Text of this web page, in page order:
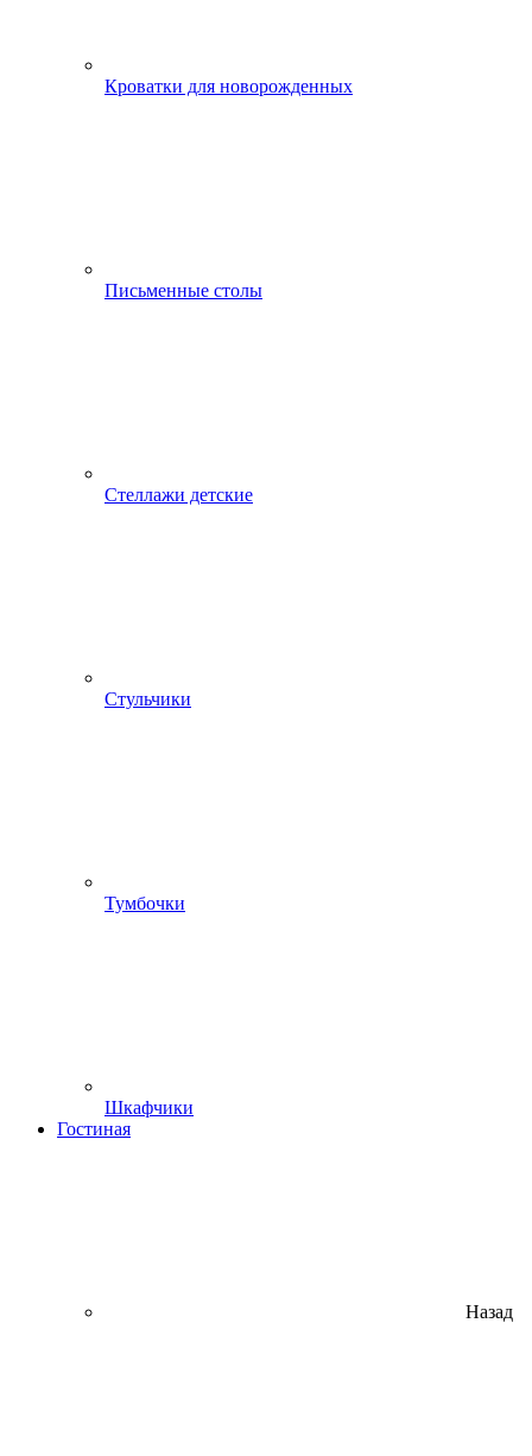
Кроватки для новорожденных
Письменные столы
Стеллажи детские
Стульчики
Тумбочки
Шкафчики
Гостиная
Назад